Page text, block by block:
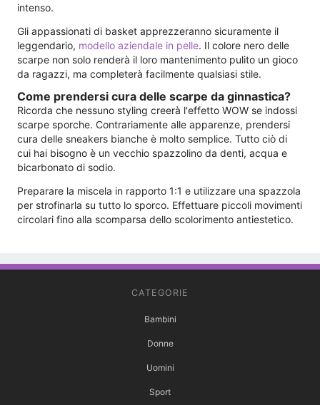
intenso.
Gli appassionati di basket apprezzeranno sicuramente il
leggendario, modello aziendale in pelle. Il colore nero delle
scarpe non solo renderà il loro mantenimento pulito un gioco
da ragazzi, ma completerà facilmente qualsiasi stile.
Come prendersi cura delle scarpe da ginnastica?
Ricorda che nessuno styling creerà l'effetto WOW se indossi
scarpe sporche. Contrariamente alle apparenze, prendersi
cura delle sneakers bianche è molto semplice. Tutto ciò di
cui hai bisogno è un vecchio spazzolino da denti, acqua e
bicarbonato di sodio.
Preparare la miscela in rapporto 1:1 e utilizzare una spazzola
per strofinarla su tutto lo sporco. Effettuare piccoli movimenti
circolari fino alla scomparsa dello scolorimento antiestetico.
CATEGORIE
Bambini
Donne
Uomini
Sport